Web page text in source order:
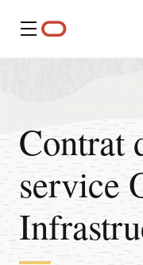
Menu
Contrat
service